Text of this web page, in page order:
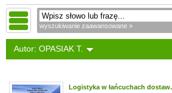
wyszukiwanie zaawansowane »
Autor: OPASIAK T.
Logistyka w łańcuchach